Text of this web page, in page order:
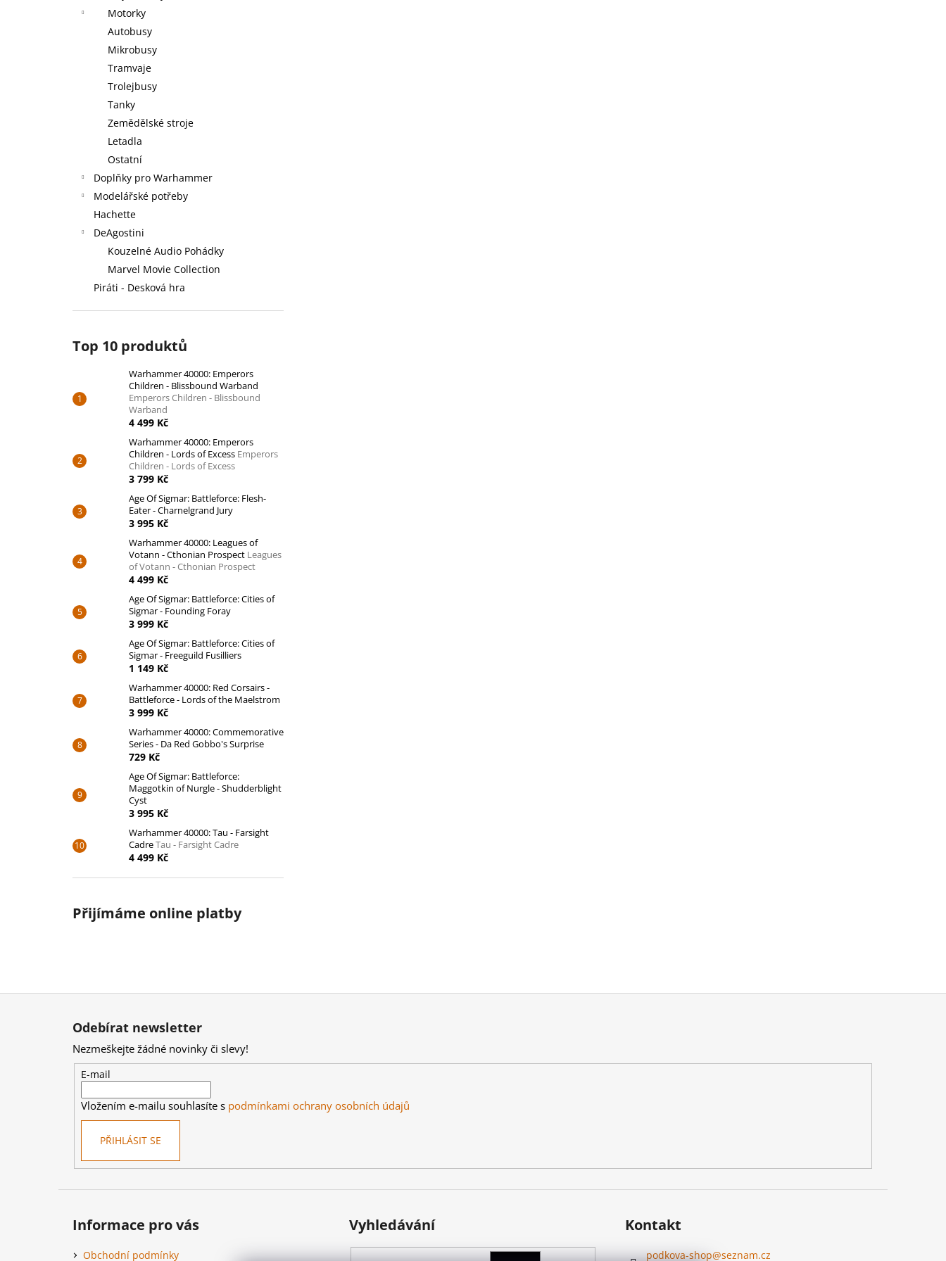
Motorky
Autobusy
Mikrobusy
Tramvaje
Trolejbusy
Tanky
Zemědělské stroje
Letadla
Ostatní
Doplňky pro Warhammer
Modelářské potřeby
Hachette
DeAgostini
Kouzelné Audio Pohádky
Marvel Movie Collection
Piráti - Desková hra
Top 10 produktů
Warhammer 40000: Emperors
Children - Blissbound Warband
Emperors Children - Blissbound
Warband
4 499 Kč
Warhammer 40000: Emperors
Children - Lords of Excess Emperors
Children - Lords of Excess
3 799 Kč
Age Of Sigmar: Battleforce: Flesh-
Eater - Charnelgrand Jury
3 995 Kč
Warhammer 40000: Leagues of
Votann - Cthonian Prospect Leagues
of Votann - Cthonian Prospect
4 499 Kč
Age Of Sigmar: Battleforce: Cities of
Sigmar - Founding Foray
3 999 Kč
Age Of Sigmar: Battleforce: Cities of
Sigmar - Freeguild Fusilliers
1 149 Kč
Warhammer 40000: Red Corsairs -
Battleforce - Lords of the Maelstrom
3 999 Kč
Warhammer 40000: Commemorative
Series - Da Red Gobbo's Surprise
729 Kč
Age Of Sigmar: Battleforce:
Maggotkin of Nurgle - Shudderblight
Cyst
3 995 Kč
Warhammer 40000: Tau - Farsight
CadreTau - Farsight Cadre
4 499 Kč
Přijímáme online platby
Z
Odebírat newsletter
Nezmeškejte žádné novinky či slevy!
E-mail
Vložením e-mailu souhlasíte s podmínkami ochrany osobních údajů
PŘIHLÁSIT SE
Informace pro vás
Obchodní podmínky
Vyhledávání Kontakt
podkova-shop@seznam.cz